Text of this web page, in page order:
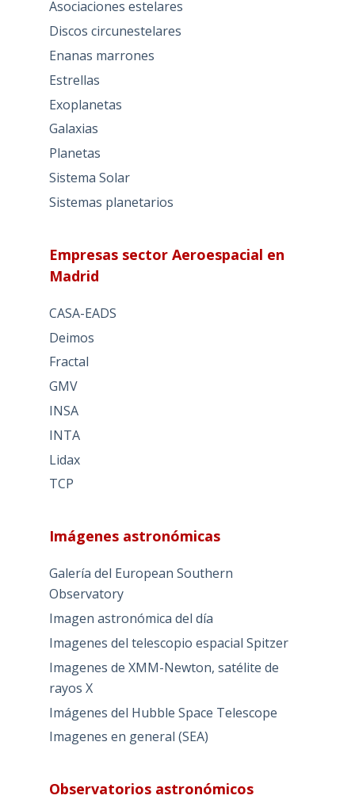
Asociaciones estelares
Discos circunestelares
Enanas marrones
Estrellas
Exoplanetas
Galaxias
Planetas
Sistema Solar
Sistemas planetarios
Empresas sector Aeroespacial en
Madrid
CASA-EADS
Deimos
Fractal
GMV
INSA
INTA
Lidax
TCP
Imágenes astronómicas
Galería del European Southern
Observatory
Imagen astronómica del día
Imagenes del telescopio espacial Spitzer
Imagenes de XMM-Newton, satélite de
rayos X
Imágenes del Hubble Space Telescope
Imagenes en general (SEA)
Observatorios astronómicos